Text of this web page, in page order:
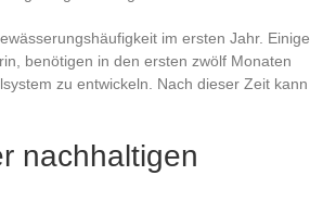
im ersten Jahr. Einige
benötigen in den ersten zwölf Monaten
zu entwickeln. Nach dieser Zeit kann
nachhaltigen